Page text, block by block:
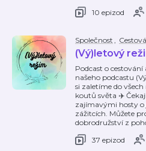
10 epizod
Společnost ,
(Vý)letový
Podcast o
našeho podcastu
si zaletíme do
koutů světa ✈️
zajímavými hosty o
zážitcích. Můžete
dobrodružství z
37 epizod